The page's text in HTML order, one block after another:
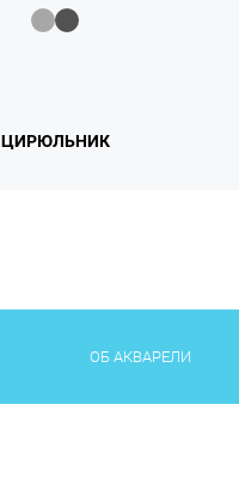
ЦИРЮЛЬНИК
ОБ АКВАРЕЛИ